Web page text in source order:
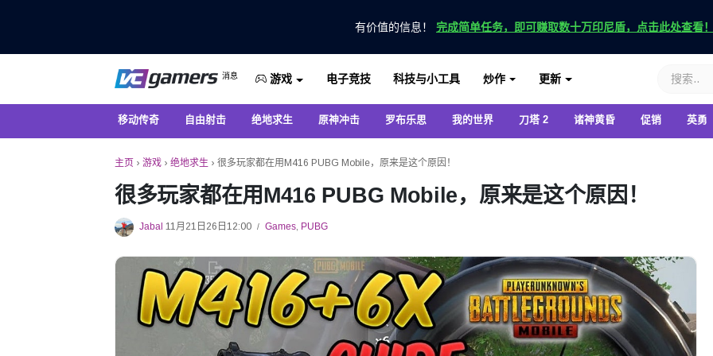
有价值的信息！ 完成简单任务，即可赚取数十万印尼盾，点击此处查看！
VC游戏新闻
消息
仅在 VCGamers 获取最新的游戏新闻
游戏 电子竞技 科技与小工具 炒作 更新
移动传奇 自由射击 绝地求生 原神冲击 罗布乐思 我的世界 刀塔 2 诸神黄昏 促销 英勇
主页 › 游戏 › 绝地求生 › 很多玩家都在用M416 PUBG Mobile，原来是这个原因！
很多玩家都在用M416 PUBG Mobile，原来是这个原因！
Jabal 11月21日26日12:00 / Games, PUBG